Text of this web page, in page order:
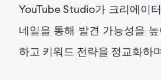
YouTube Studio가 크리에이
네일을 통해 발견 가능성을
하고 키워드 전략을 정교화하